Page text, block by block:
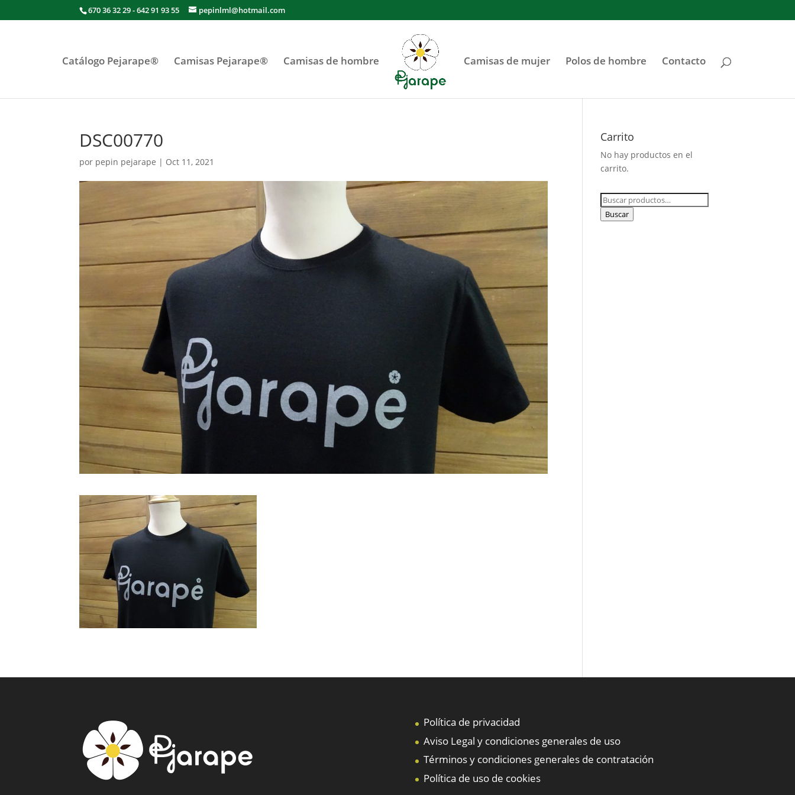
670 36 32 29 - 642 91 93 55 pepinlml@hotmail.com
Catálogo Pejarape® Camisas Pejarape® Camisas de hombre Camisas de mujer Polos de hombre Contacto
DSC00770
por pepin pejarape | Oct 11, 2021
Carrito
No hay productos en el
carrito.
Buscar
por:
Buscar
Política de privacidad
Aviso Legal y condiciones generales de uso
Términos y condiciones generales de contratación
Política de uso de cookies